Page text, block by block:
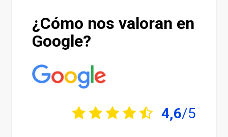
¿Cómo nos valoran en
Google?
4,6/5